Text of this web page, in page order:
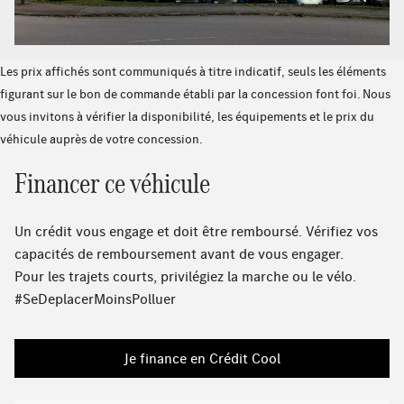
Ciel de pavillon en tissu noir
Pare soleil avec mirroir de courtoisie éclairé
Sièges arrière à réglage longitudinal
Climatisation automatique THERMOTRONIC
Assistant de feux de route Plus
Train de roulement confort avec châssis surbaissé
Vide-poche sur la console centrale avec couvercle à
enrouleur
Kit carrosserie AMG
Assistant intérieur MBUX
Vitrage athermique foncé
Les prix affichés sont communiqués à titre indicatif, seuls les éléments
figurant sur le bon de commande établi par la concession font foi. Nous
vous invitons à vérifier la disponibilité, les équipements et le prix du
véhicule auprès de votre concession.
Financer ce véhicule
Un crédit vous engage et doit être remboursé. Vérifiez vos
capacités de remboursement avant de vous engager.
Pour les trajets courts, privilégiez la marche ou le vélo.
#SeDeplacerMoinsPolluer
Je finance en Crédit Cool